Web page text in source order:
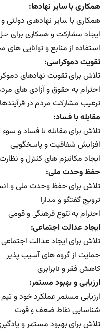
همکاری با سایر نهادها:
همکاری با سایر نهادهای دولتی
ایجاد مشارکت و همکاری برای
استفاده از منابع و توانایی های
تقویت دموکراسی:
تلاش برای تقویت نهادهای
احترام به حقوق و آزادی های
ترغیب مشارکت مردم در
مقابله با فساد:
تلاش برای مقابله با فساد و
افزایش شفافیت و پاسخگویی
ایجاد مکانیزم های کنترل و نظارت
حفظ وحدت ملی:
تلاش برای حفظ وحدت ملی و
ترویج گفتگو و مدارا
احترام به تنوع فرهنگی و قومی
ایجاد عدالت اجتماعی:
تلاش برای ایجاد عدالت
حمایت از گروه های آسیب پذیر
کاهش فقر و نابرابری
ارزیابی و بهبود مستمر:
ارزیابی مستمر عملکرد خود و تیم
شناسایی نقاط ضعف و قوت
تلاش برای بهبود مستمر و